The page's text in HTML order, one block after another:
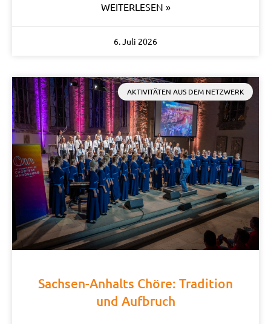
WEITERLESEN »
6. Juli 2026
AKTIVITÄTEN AUS DEM NETZWERK
Sachsen-Anhalts Chöre: Tradition
und Aufbruch